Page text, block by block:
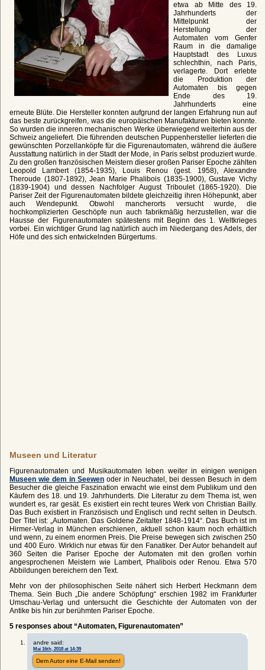
etwa ab Mitte des 19.
Jahrhunderts der
Mittelpunkt der
Herstellung der
Automaten vom Genfer
Raum in die damalige
Hauptstadt des Luxus
schlechthin, nach Paris,
verlagerte. Dort erlebte
die Produktion der
Automaten bis gegen
Ende des 19.
Jahrhunderts eine
erneute Blüte. Die Hersteller konnten aufgrund der langen Erfahrung nun auf
das beste zurückgreifen, was die europäischen Manufakturen bieten konnte.
So wurden die inneren mechanischen Werke überwiegend weiterhin aus der
Schweiz angeliefert. Die führenden deutschen Puppenhersteller lieferten die
gewünschten Porzellanköpfe für die Figurenautomaten, während die äußere
Ausstattung natürlich in der Stadt der Mode, in Paris selbst produziert wurde.
Zu den großen französischen Meistern dieser großen Pariser Epoche zählten
Leopold Lambert (1854-1935), Louis Renou (gest. 1958), Alexandre
Theroude (1807-1892), Jean Marie Phalibois (1835-1900), Gustave Vichy
(1839-1904) und dessen Nachfolger August Triboulet (1865-1920). Die
Pariser Zeit der Figurenautomaten bildete gleichzeitig ihren Höhepunkt, aber
auch Wendepunkt. Obwohl mancherorts versucht wurde, die
hochkomplizierten Geschöpfe nun auch fabrikmäßig herzustellen, war die
Hausse der Figurenautomaten spätestens mit Beginn des 1. Weltkrieges
vorbei. Ein wichtiger Grund lag natürlich auch im Niedergang des Adels, der
Höfe und des sich entwickelnden Bürgertums.
Museen und Literatur
Figurenautomaten und Musikautomaten leben weiter in einigen wenigen
Museen wie dem in Seewen oder in Neuchatel, bei dessen Besuch in dem
Besucher die gleiche Faszination erwacht wie einst dem Publikum und den
Käufern des 18. und 19. Jahrhunderts. Die Literatur zu dem Thema ist, wen
wundert es, rar gesät. Es existiert ein recht teures Werk von Christian Bailly.
Das Buch existiert in Französisch und Englisch und recht selten in Deutsch.
Der Titel ist: „Automaten. Das Goldene Zeitalter 1848-1914“. Das Buch ist im
Hirmer-Verlag in München erschienen, aktuell schon kaum noch erhältlich
und wenn, zu einem enormen Preis. Die Preise bewegen sich zwischen 250
und 400 Euro. Wirklich nur etwas für den Fanatiker. Der Autor behandelt auf
360 Seiten die Pariser Epoche der Automaten mit den großen vorhin
angesprochenen Meistern wie Lambert, Phalibois oder Renou. Etwa 570
Abbildungen bereichern den Text.
Mehr von der philosophischen Seite nähert sich Herbert Heckmann dem
Thema. Sein Buch „Die andere Schöpfung“ erschien 1982 im Frankfurter
Umschau-Verlag und untersucht die Geschichte der Automaten von der
Antike bis hin zur berühmten Pariser Epoche.
5 responses about “Automaten, Figurenautomaten”
andre said:
Mai 16th, 2018 at 14:39
Dem Autor eine E-Mail senden!